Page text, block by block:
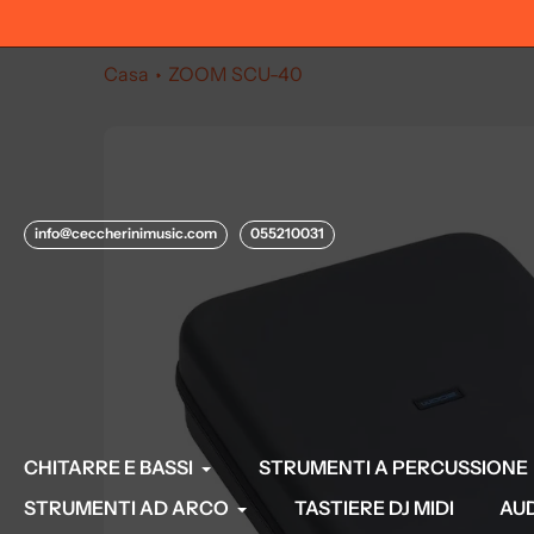
al
info@ceccherinimusic.com 055210031
CHITARRE E BASSI STRUMENTI A PERCUSSIONE
STRUMENTI AD ARCO
TASTIERE DJ MIDI
Casa ZOOM SCU-40